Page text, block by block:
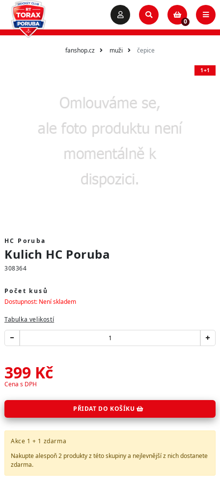
0
fanshop.cz muži čepice
1+1
HC Poruba
Kulich HC Poruba
308364
Počet kusů
Dostupnost: Není skladem
Tabulka velikostí
PŘIDAT DO KOŠÍKU
399 Kč
Cena s DPH
Akce 1 + 1 zdarma
Nakupte alespoň 2 produkty ztéto skupinya nejlevnější z nich dostanete
zdarma.